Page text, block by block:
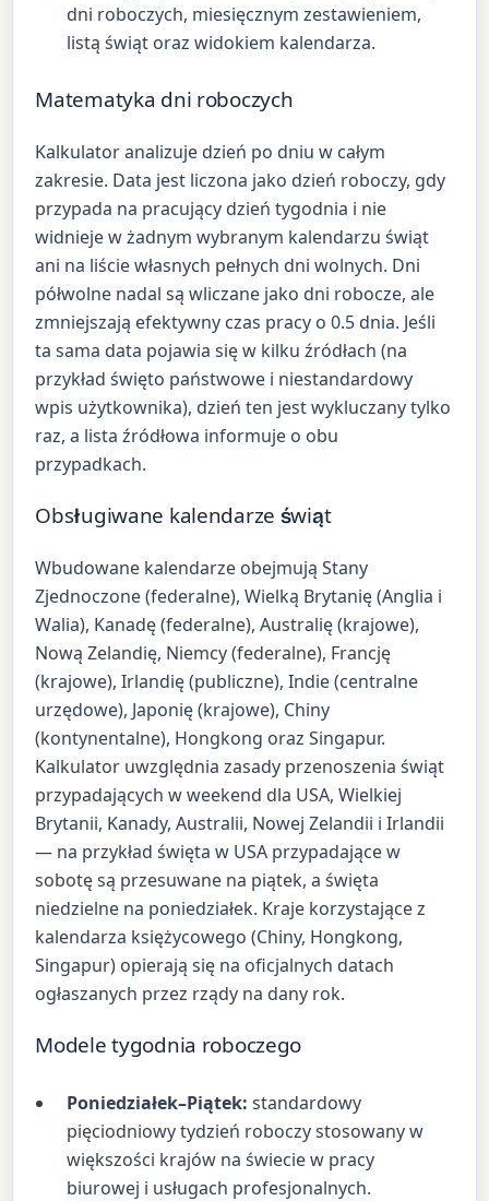
dni roboczych, miesięcznym zestawieniem,
listą świąt oraz widokiem kalendarza.
Matematyka dni roboczych
Kalkulator analizuje dzień po dniu w całym
zakresie. Data jest liczona jako dzień roboczy, gdy
przypada na pracujący dzień tygodnia i nie
widnieje w żadnym wybranym kalendarzu świąt
ani na liście własnych pełnych dni wolnych. Dni
półwolne nadal są wliczane jako dni robocze, ale
zmniejszają efektywny czas pracy o 0.5 dnia. Jeśli
ta sama data pojawia się w kilku źródłach (na
przykład święto państwowe i niestandardowy
wpis użytkownika), dzień ten jest wykluczany tylko
raz, a lista źródłowa informuje o obu
przypadkach.
Obsługiwane kalendarze świąt
Wbudowane kalendarze obejmują Stany
Zjednoczone (federalne), Wielką Brytanię (Anglia i
Walia), Kanadę (federalne), Australię (krajowe),
Nową Zelandię, Niemcy (federalne), Francję
(krajowe), Irlandię (publiczne), Indie (centralne
urzędowe), Japonię (krajowe), Chiny
(kontynentalne), Hongkong oraz Singapur.
Kalkulator uwzględnia zasady przenoszenia świąt
przypadających w weekend dla USA, Wielkiej
Brytanii, Kanady, Australii, Nowej Zelandii i Irlandii
— na przykład święta w USA przypadające w
sobotę są przesuwane na piątek, a święta
niedzielne na poniedziałek. Kraje korzystające z
kalendarza księżycowego (Chiny, Hongkong,
Singapur) opierają się na oficjalnych datach
ogłaszanych przez rządy na dany rok.
Modele tygodnia roboczego
Poniedziałek–Piątek: standardowy
pięciodniowy tydzień roboczy stosowany w
większości krajów na świecie w pracy
biurowej i usługach profesjonalnych.